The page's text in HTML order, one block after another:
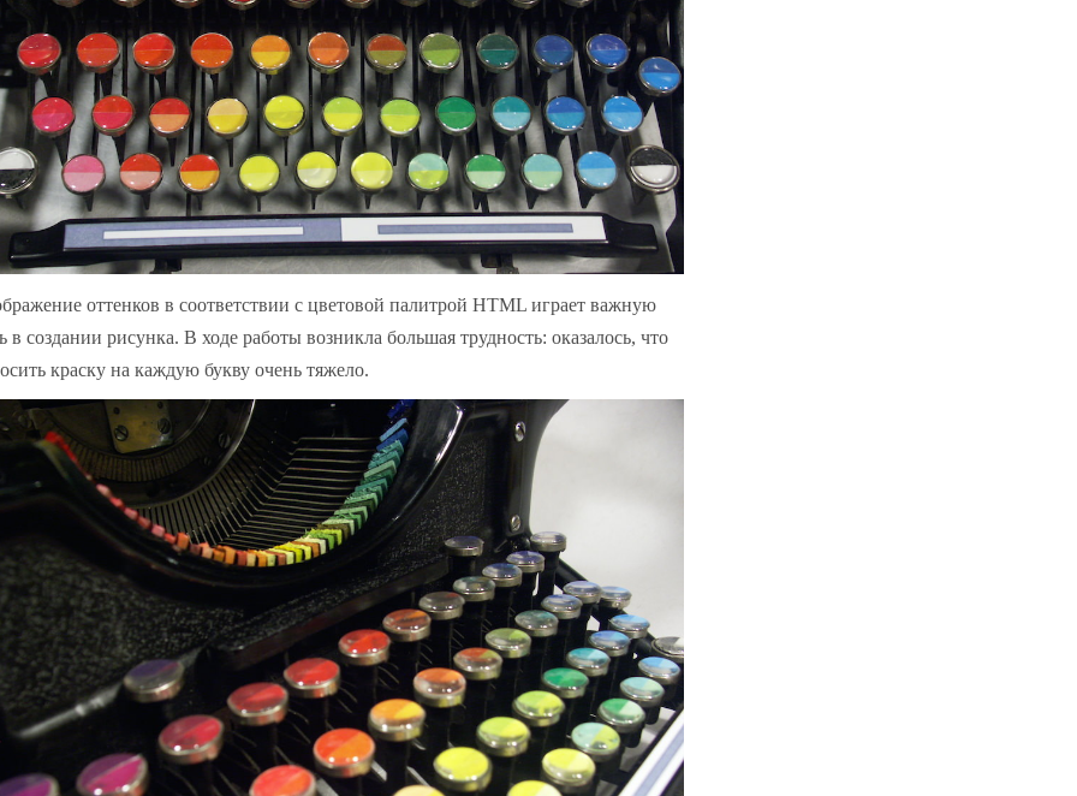
оттенков в соответствии с цветовой палитрой HTML играет важную
в создании рисунка. В ходе работы возникла большая трудность: оказалось, что
краску на каждую букву очень тяжело.